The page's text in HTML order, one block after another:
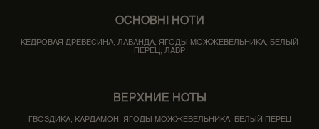
ОСНОВНІ НОТИ
КЕДРОВАЯ ДРЕВЕСИНА, ЛАВАНДА, ЯГОДЫ МОЖЖЕВЕЛЬНИКА, БЕЛЫЙ
ПЕРЕЦ, ЛАВР
ВЕРХНИЕ НОТЫ
ГВОЗДИКА, КАРДАМОН, ЯГОДЫ МОЖЖЕВЕЛЬНИКА, БЕЛЫЙ ПЕРЕЦ